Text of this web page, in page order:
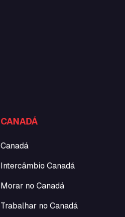
CANADÁ
Canadá
Intercâmbio Canadá
Morar no Canadá
Trabalhar no Canadá